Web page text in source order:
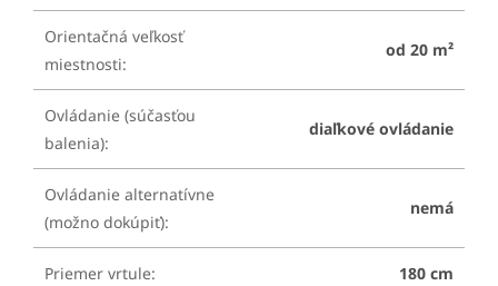
Orientačná veľkosť
miestnosti:
od 20 m²
Ovládanie (súčasťou
balenia):
diaľkové ovládanie
Ovládanie alternatívne
(možno dokúpiť):
nemá
Priemer vrtule: 180 cm